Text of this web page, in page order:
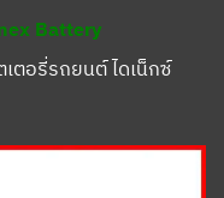
Battery
เตอรี่รถยนต์ ไดเน็กซ์